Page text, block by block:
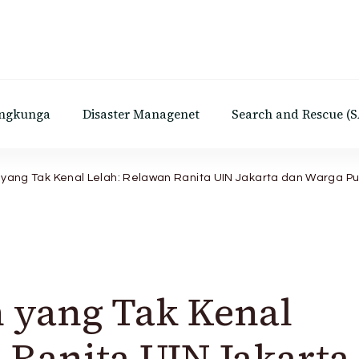
Disaster Managenet Search and Rescue
Tak Kenal Lelah: Relawan Ranita UIN Jakarta dan Warga
Tak Kenal